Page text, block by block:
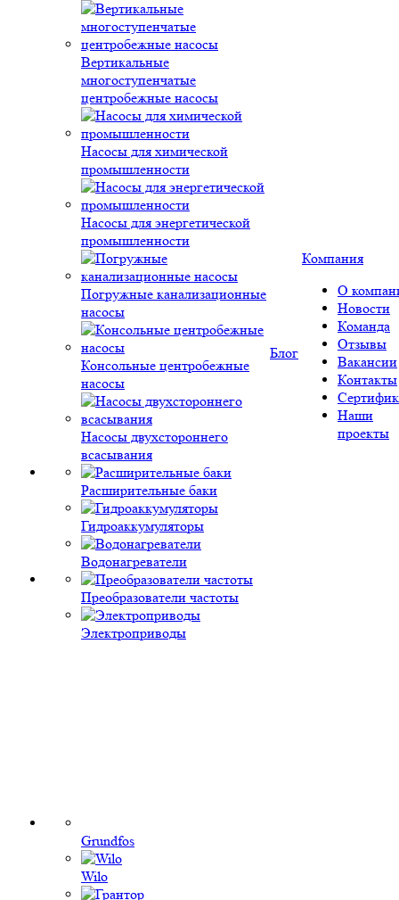
Вертикальные
многоступенчатые
центробежные насосы
Насосы для химической
промышленности
Насосы для энергетической
промышленности
Погружные канализационные
насосы
Консольные центробежные
насосы
Насосы двухстороннего
всасывания
Расширительные баки
Гидроаккумуляторы
Водонагреватели
Преобразователи частоты
Электроприводы
Grundfos
Wilo
Блог
Компания
О
Новости
Команда
Отзывы
Вакансии
Контакты
Наши
проекты